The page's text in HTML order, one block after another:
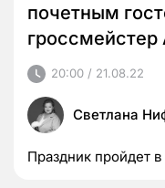
почетным
гроссмейстер
20:00 / 21.08.22
Светлана
Праздник пройдет